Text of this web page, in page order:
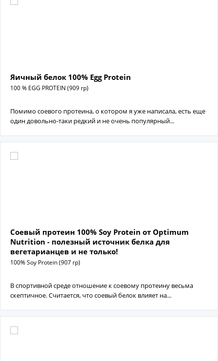
Яичный белок 100% Egg Protein
100 % EGG PROTEIN (909 гр)
Помимо соевого протеина, о котором я уже написала, есть еще
один довольно-таки редкий и не очень популярный...
Соевый протеин 100% Soy Protein от Optimum
Nutrition - полезный источник белка для
вегетарианцев и не только!
100% Soy Protein (907 гр)
В спортивной среде отношение к соевому протеину весьма
скептичное. Считается, что соевый белок влияет на...